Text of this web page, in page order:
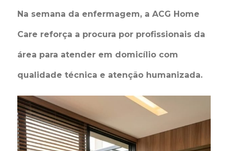
Na semana da enfermagem, a ACG Home
Care reforça a procura por profissionais da
área para atender em domicílio com
qualidade técnica e atenção humanizada.